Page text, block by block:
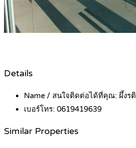
Details
Name / สนใจติดต่อได้ที่คุณ: ผึ้งรติ
เบอร์โทร: 0619419639
Similar Properties